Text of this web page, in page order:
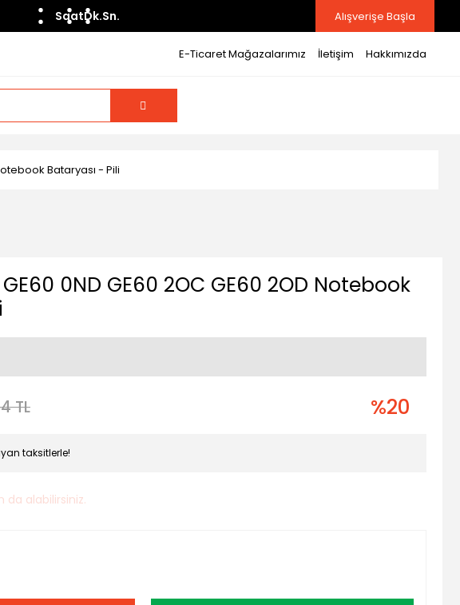
SaatDk.Sn. Alışverişe Başla
E-Ticaret Mağazalarımız İletişim Hakkımızda
Bataryası - Pili
0ND GE60 2OC GE60 2OD Notebook
TL %20
taksitlerle!
da alabilirsiniz.